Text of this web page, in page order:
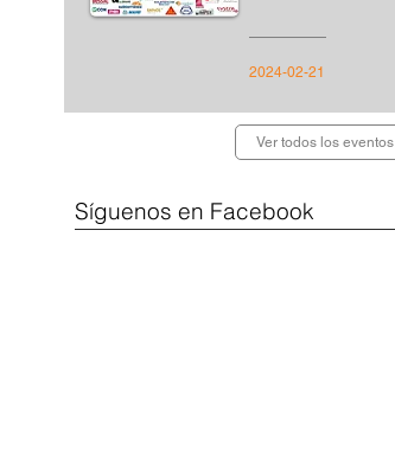
2024-02-21
Ver todos los eventos
Síguenos en Facebook